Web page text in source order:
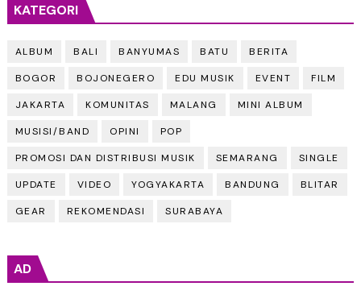
KATEGORI
ALBUM BALI BANYUMAS BATU BERITA
BOGOR BOJONEGERO EDU MUSIK EVENT FILM
JAKARTA KOMUNITAS MALANG MINI ALBUM
MUSISI/BAND OPINI POP
PROMOSI DAN DISTRIBUSI MUSIK SEMARANG SINGLE
UPDATE VIDEO YOGYAKARTA BANDUNG BLITAR
GEAR REKOMENDASI SURABAYA
AD